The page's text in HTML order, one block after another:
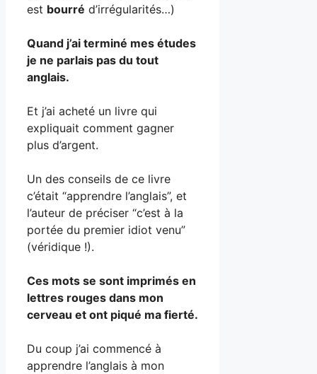
est bourré d’irrégularités…)
Quand j’ai terminé mes études
je ne parlais pas du tout
anglais.
Et j’ai acheté un livre qui
expliquait comment gagner
plus d’argent.
Un des conseils de ce livre
c’était “apprendre l’anglais”, et
l’auteur de préciser “c’est à la
portée du premier idiot venu”
(véridique !).
Ces mots se sont imprimés en
lettres rouges dans mon
cerveau et ont piqué ma fierté.
Du coup j’ai commencé à
apprendre l’anglais à mon